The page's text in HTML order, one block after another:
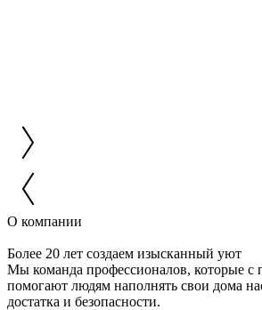
О компании
Более 20 лет создаем изысканный уют
Мы команда профессионалов, которые с
помогают людям наполнять свои дома
достатка и безопасности.